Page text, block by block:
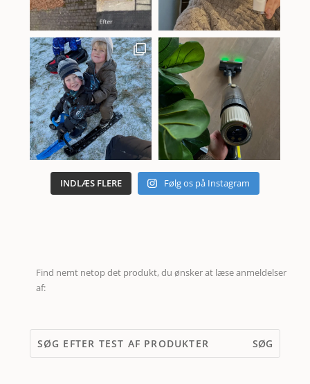
INDLÆS FLERE Følg os på Instagram
Find nemt netop det produkt, du ønsker at læse anmeldelser
af: